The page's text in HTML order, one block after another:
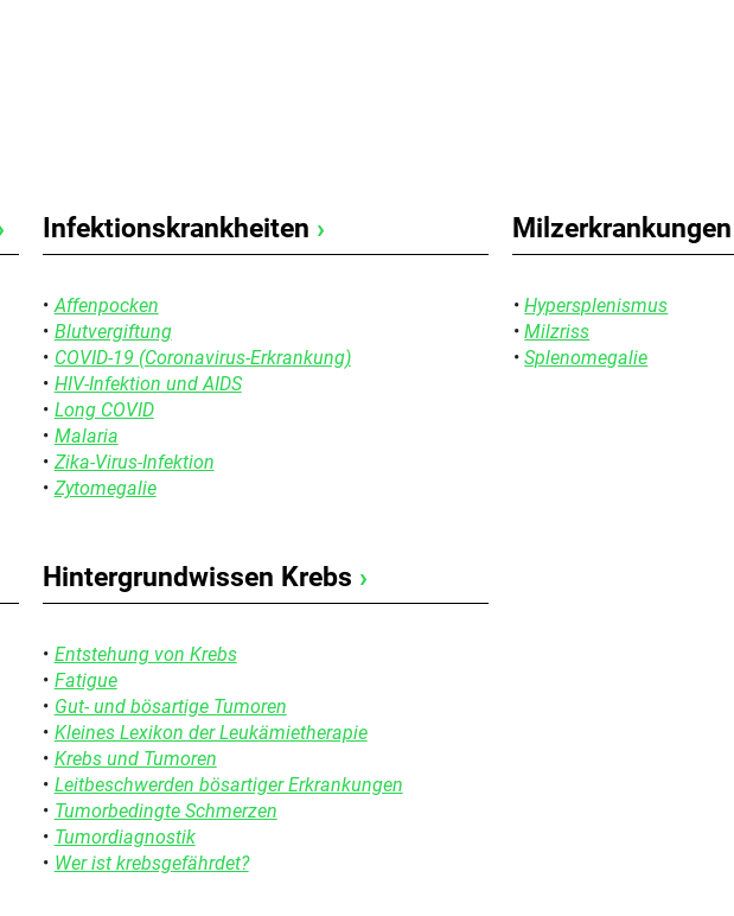
Infektionskrankheiten ›
Affenpocken
Blutvergiftung
COVID-19 (Coronavirus-Erkrankung)
HIV-Infektion und AIDS
Long COVID
Malaria
Zika-Virus-Infektion
Zytomegalie
Milzerkrankungen
Hypersplenismus
Milzriss
Splenomegalie
Hintergrundwissen Krebs ›
Entstehung von Krebs
Fatigue
Gut- und bösartige Tumoren
Kleines Lexikon der Leukämietherapie
Krebs und Tumoren
Leitbeschwerden bösartiger Erkrankungen
Tumorbedingte Schmerzen
Tumordiagnostik
Wer ist krebsgefährdet?